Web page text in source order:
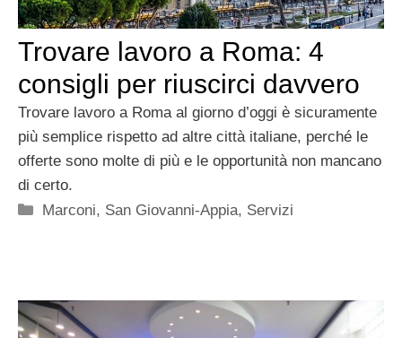
Trovare lavoro a Roma: 4
consigli per riuscirci davvero
Trovare lavoro a Roma al giorno d’oggi è sicuramente
più semplice rispetto ad altre città italiane, perché le
offerte sono molte di più e le opportunità non mancano
di certo.
Categorie
Marconi, San Giovanni-Appia, Servizi